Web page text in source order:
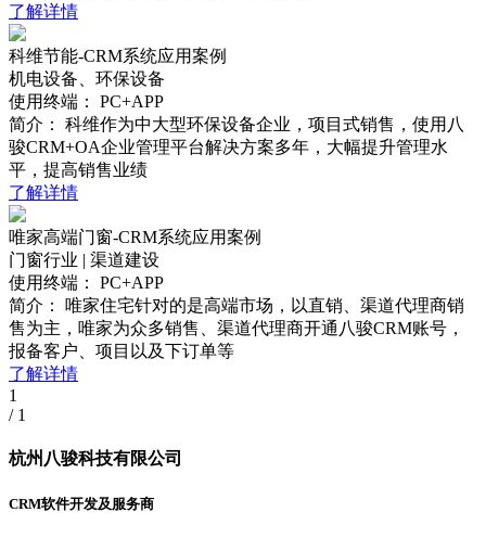
了解详情
科维节能-CRM系统应用案例
机电设备、环保设备
使用终端：
PC+APP
简介：
科维作为中大型环保设备企业，项目式销售，使用八
骏CRM+OA企业管理平台解决方案多年，大幅提升管理水
平，提高销售业绩
了解详情
唯家高端门窗-CRM系统应用案例
门窗行业 | 渠道建设
使用终端：
PC+APP
简介：
唯家住宅针对的是高端市场，以直销、渠道代理商销
售为主，唯家为众多销售、渠道代理商开通八骏CRM账号，
报备客户、项目以及下订单等
了解详情
1
/ 1
杭州八骏科技有限公司
CRM软件开发及服务商